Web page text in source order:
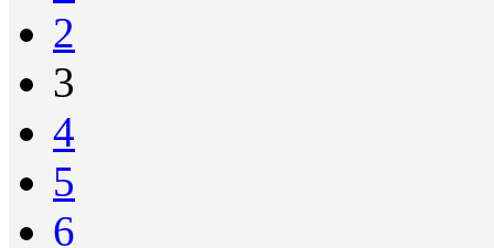
2
3
4
5
6